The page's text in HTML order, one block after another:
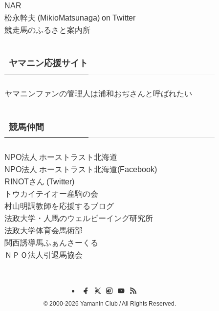
NAR
松永幹夫 (MikioMatsunaga) on Twitter
競走馬のふるさと案内所
ヤマニン応援サイト
ヤマニンファンの管理人は浦和おぢさんと呼ばれたい
競馬仲間
NPO法人 ホーストラスト北海道
NPO法人 ホーストラスト北海道(Facebook)
RINOTさん (Twitter)
トウカイテイオー産駒の会
村山明調教師を応援するブログ
法政大学・人馬のウェルビーイング研究所
法政大学体育会馬術部
関西誘導馬ふぁんさーくる
ＮＰＯ法人引退馬協会
©2000-2026 Yamanin Club / All Rights Reserved.